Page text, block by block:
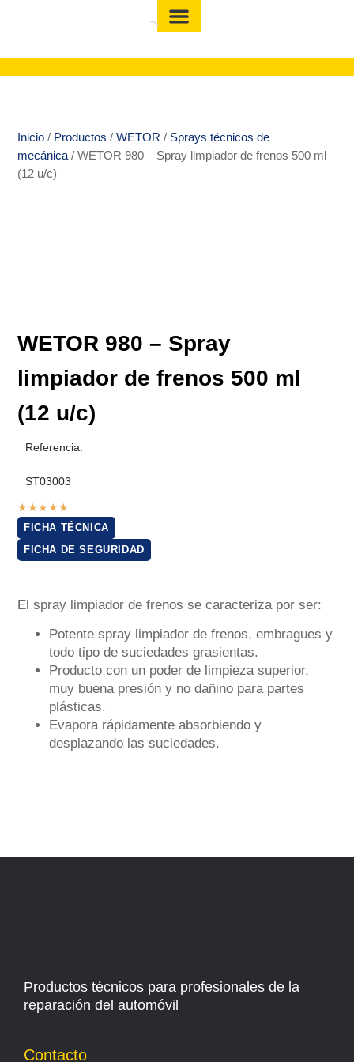
Inicio / Productos / WETOR / Sprays técnicos de
mecánica / WETOR 980 – Spray limpiador de frenos 500 ml
(12 u/c)
WETOR 980 – Spray
limpiador de frenos 500 ml
(12 u/c)
Referencia:
ST03003
★★★★★
FICHA TÉCNICA
FICHA DE SEGURIDAD
El spray limpiador de frenos se caracteriza por ser:
Potente spray limpiador de frenos, embragues y
todo tipo de suciedades grasientas.
Producto con un poder de limpieza superior,
muy buena presión y no dañino para partes
plásticas.
Evapora rápidamente absorbiendo y
desplazando las suciedades.
Productos técnicos para profesionales de la
reparación del automóvil
Contacto